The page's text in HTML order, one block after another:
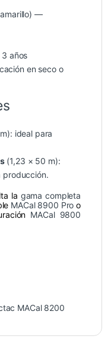
amarillo) —
3 años
en seco o
ideal para
(1,23 × 50 m):
producción.
la gama completa
MACal 8900 Pro o
MACal 9800
MACal 8200